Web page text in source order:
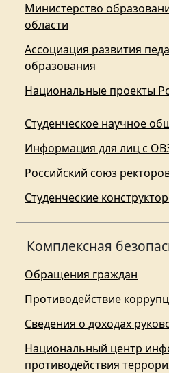
Министерство
области
Ассоциация развития
образования
Национальные проекты
Студенческое научное
Информация для лиц с
Российский союз
Студенческие
Комплексная
Обращения граждан
Противодействие
Сведения о доходах
Национальный центр
противодействия